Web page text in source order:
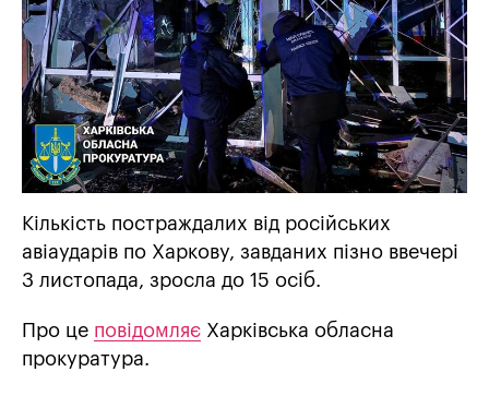
Кількість постраждалих від російських
авіаударів по Харкову, завданих пізно ввечері
3 листопада, зросла до 15 осіб.
Про це повідомляє Харківська обласна
прокуратура.